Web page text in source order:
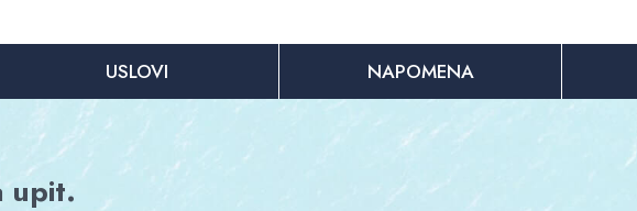
USLOVI NAPOMENA
upit.